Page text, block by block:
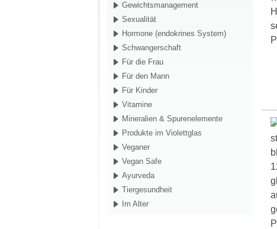
Gewichtsmanagement
Sexualität
Hormone (endokrines System)
Schwangerschaft
Für die Frau
Für den Mann
Für Kinder
Vitamine
Mineralien & Spurenelemente
Produkte im Violettglas
Veganer
Vegan Safe
Ayurveda
Tiergesundheit
Im Alter